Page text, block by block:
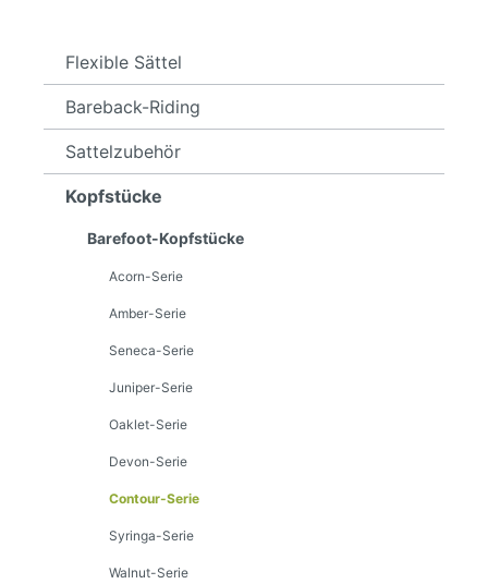
Flexible Sättel
Bareback-Riding
Sattelzubehör
Kopfstücke
Barefoot-Kopfstücke
Acorn-Serie
Amber-Serie
Seneca-Serie
Juniper-Serie
Oaklet-Serie
Devon-Serie
Contour-Serie
Syringa-Serie
Walnut-Serie